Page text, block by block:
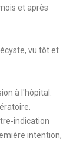
et après
vu tôt et
à l'hôpital.
indication
intention,